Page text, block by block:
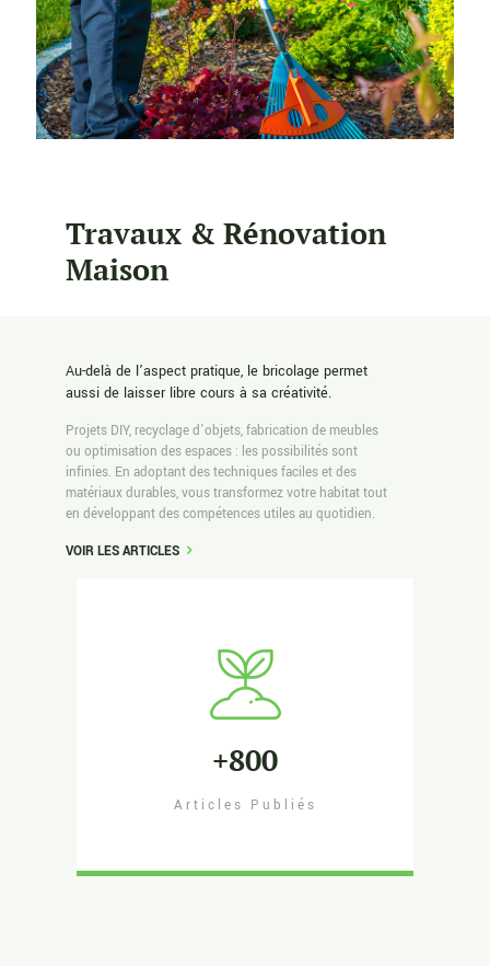
Travaux & Rénovation
Maison
Au-delà de l’aspect pratique, le bricolage permet
aussi de laisser libre cours à sa créativité.
Projets DIY, recyclage d’objets, fabrication de meubles
ou optimisation des espaces : les possibilités sont
infinies. En adoptant des techniques faciles et des
matériaux durables, vous transformez votre habitat tout
en développant des compétences utiles au quotidien.
VOIR LES ARTICLES
+800
Articles Publiés